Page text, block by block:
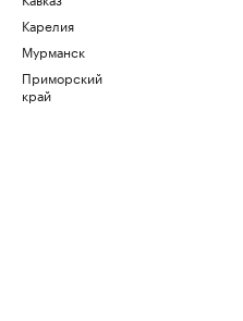
Карелия
Мурманск
Приморский
край